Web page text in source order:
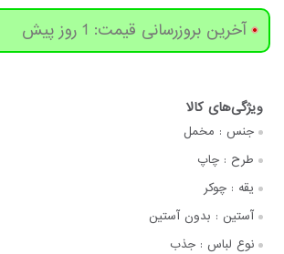
آخرین بروزرسانی قیمت: 1 روز پیش
جنس : مخمل
طرح : چاپ
یقه : چوکر
آستین : بدون آستین
نوع لباس : جذب